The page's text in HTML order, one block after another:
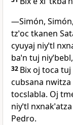
―Simón, Simón,
tzˈoc tkanen
cyuyaj niyˈtl
baˈn tuj
32 Bix oj toca
cubsana nwitza
tocslabla. Oj
niyˈtl
Pedro.